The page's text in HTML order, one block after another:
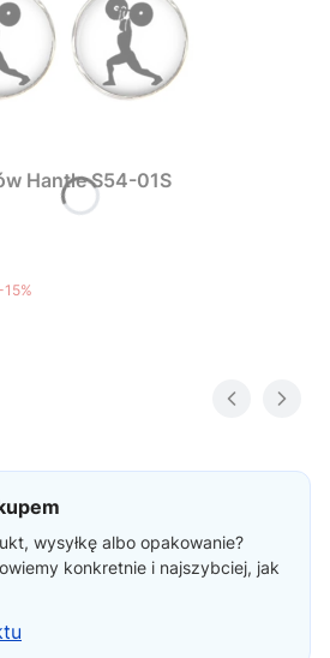
Hantle S54-01S
-15%
wysyłkę albo opakowanie?
konkretnie i najszybciej, jak